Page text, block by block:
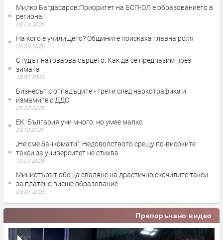
Милко Багдасаров:Приоритет на БСП-ОЛ е образованието в
региона
08.04.2026
На кого е училището? Общините поискаха главна роля
06.04.2026
Студът натоварва сърцето: Как да се предпазим през
зимата
18.02.2026
Бизнесът с отпадъците - трети след наркотрафика и
измамите с ДДС
05.02.2026
ЕК: България учи много, но умее малко
29.12.2025
„Не сме банкомати“: Недоволството срещу по-високите
такси за университет не стихва
10.07.2025
Министърът обеща сваляне на драстично скочилите такси
за платено висше образование
09.07.2025
Препоръчано видео